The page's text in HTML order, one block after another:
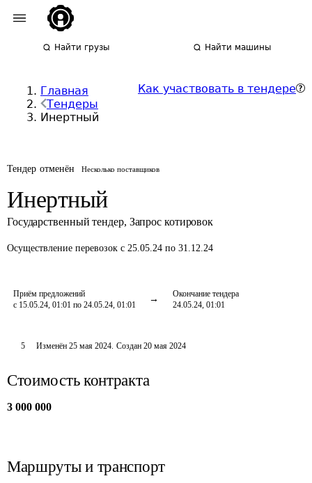
Найти грузы Найти машины
Главная
Тендеры
Инертный
Как участвовать в тендере
Тендер отменён Несколько поставщиков
Инертный
Государственный тендер, Запрос котировок
Осуществление перевозок с 25.05.24 по 31.12.24
Приём предложений
с 15.05.24, 01:01 по 24.05.24, 01:01
Окончание тендера
24.05.24, 01:01
5 Изменён 25 мая 2024. Создан 20 мая 2024
Стоимость контракта
3 000 000
Маршруты и транспорт